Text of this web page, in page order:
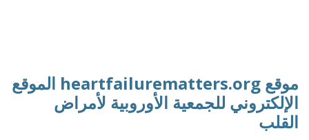
موقع heartfailurematters.org الموقع
الإلكتروني للجمعية الأوروبية لأمراض
القلب